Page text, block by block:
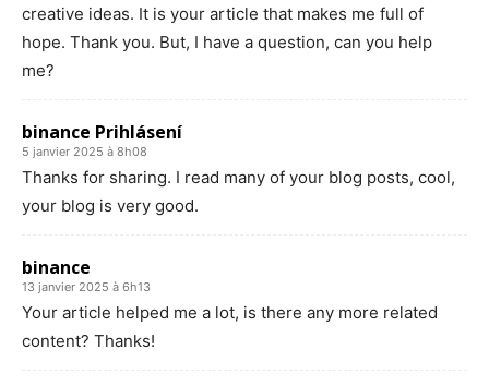
creative ideas. It is your article that makes me full of
hope. Thank you. But, I have a question, can you help
me?
binance Prihlásení
5 janvier 2025 à 8h08
Thanks for sharing. I read many of your blog posts, cool,
your blog is very good.
binance
13 janvier 2025 à 6h13
Your article helped me a lot, is there any more related
content? Thanks!